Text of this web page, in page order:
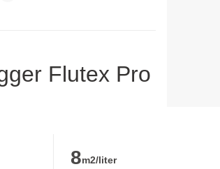
Flutex Pro
8m2/liter